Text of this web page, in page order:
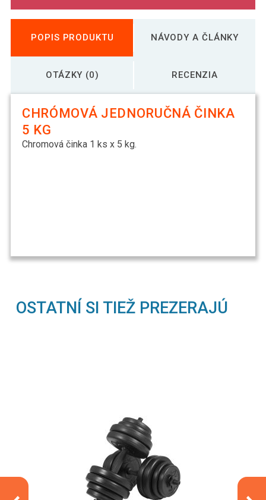
POPIS PRODUKTU NÁVODY A ČLÁNKY
OTÁZKY (0) RECENZIA
CHRÓMOVÁ JEDNORUČNÁ ČINKA
5 KG
Chromová činka 1 ks x 5 kg.
OSTATNÍ SI TIEŽ PREZERAJÚ